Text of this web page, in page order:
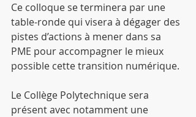
Ce colloque se terminera par une
table-ronde qui visera à dégager des
pistes d’actions à mener dans sa
PME pour accompagner le mieux
possible cette transition numérique.
Le Collège Polytechnique sera
présent avec notamment une